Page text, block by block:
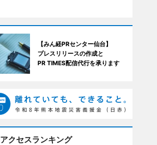
【みん経PRセンター仙台】
プレスリリースの作成と
PR TIMES配信代行を承ります
アクセスランキング